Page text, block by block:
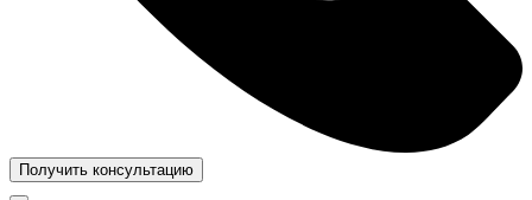
Получить консультацию